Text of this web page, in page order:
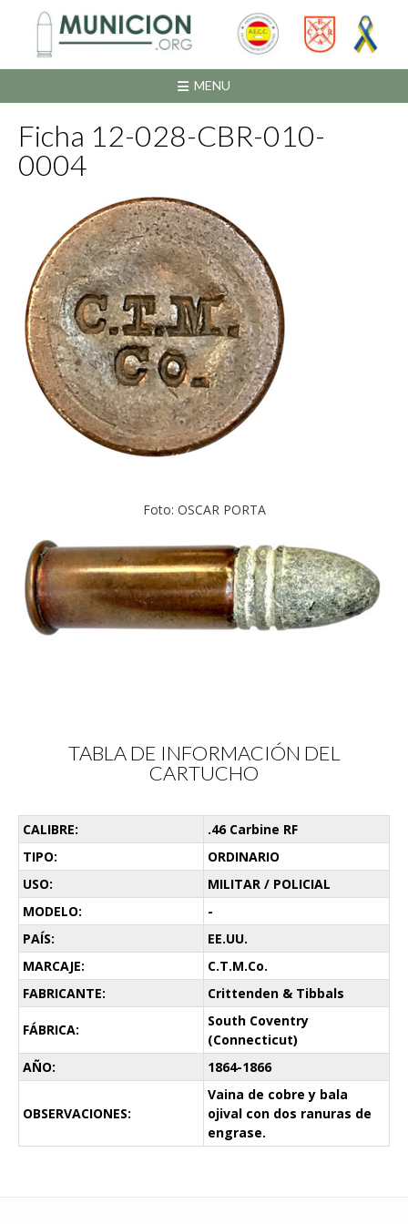
contenido
MENU
Ficha 12-028-CBR-010-
0004
Foto: OSCAR PORTA
TABLA DE INFORMACIÓN DEL
CARTUCHO
CALIBRE:
.46 Carbine RF
TIPO:
ORDINARIO
USO:
MILITAR / POLICIAL
MODELO:
-
PAÍS:
EE.UU.
MARCAJE:
C.T.M.Co.
FABRICANTE:
Crittenden & Tibbals
FÁBRICA:
South Coventry
(Connecticut)
AÑO:
1864-1866
OBSERVACIONES:
Vaina de cobre y bala
ojival con dos ranuras de
engrase.